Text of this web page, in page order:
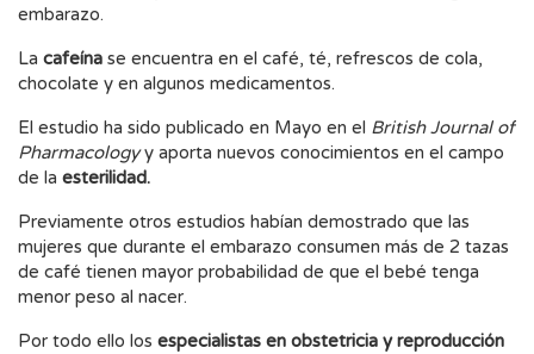
embarazo.
La cafeína se encuentra en el café, té, refrescos de cola,
chocolate y en algunos medicamentos.
El estudio ha sido publicado en Mayo en el British Journal of
Pharmacologyy aporta nuevos conocimientos en el campo
de la esterilidad.
Previamente otros estudios habían demostrado que las
mujeres que durante el embarazo consumen más de 2 tazas
de café tienen mayor probabilidad de que el bebé tenga
menor peso al nacer.
Por todo ello los especialistas en obstetricia y reproducción